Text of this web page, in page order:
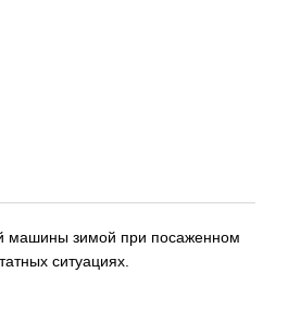
машины зимой при посаженном
ситуациях.